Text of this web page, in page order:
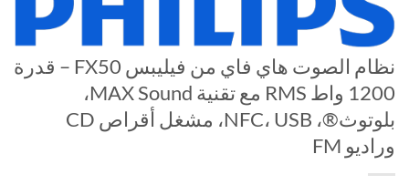
نظام الصوت هاي فاي من فيليبس FX50 – قدرة
1200 واط RMS مع تقنية MAX Sound،
بلوتوث®، NFC، USB، مشغل أقراص CD
وراديو FM